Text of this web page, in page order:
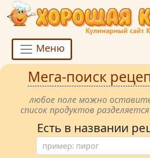
Меню
Мега-поиск
любое поле можно
список продуктов
Есть в названии